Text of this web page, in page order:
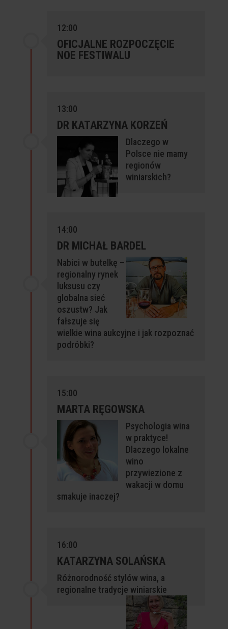
12:00
OFICJALNE ROZPOCZĘCIE
NOE FESTIWALU
13:00
DR KATARZYNA KORZEŃ
Dlaczego w
Polsce nie mamy
regionów
winiarskich?
14:00
DR MICHAŁ BARDEL
Nabici w butelkę –
regionalny rynek
luksusu czy
globalna sieć
oszustw? Jak
fałszuje się
wielkie wina aukcyjne i jak rozpoznać
podróbki?
15:00
MARTA RĘGOWSKA
Psychologia wina
w praktyce!
Dlaczego lokalne
wino
przywiezione z
wakacji w domu
smakuje inaczej?
16:00
KATARZYNA SOLAŃSKA
Różnorodność stylów wina, a
regionalne tradycje winiarskie